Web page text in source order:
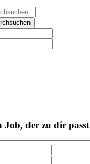
Job, der zu dir passt